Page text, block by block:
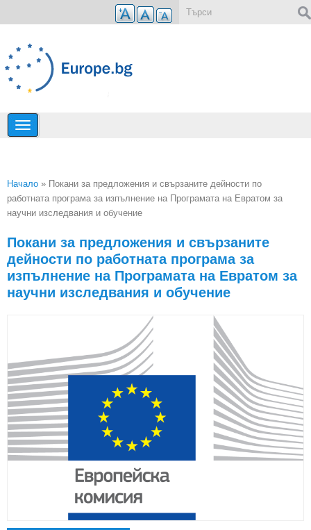
Премини към основното съдържание
Вие сте тук
Начало » Покани за предложения и свързаните дейности по
работната програма за изпълнение на Програмата на Евратом за
научни изследвания и обучение
Покани за предложения и свързаните
дейности по работната програма за
изпълнение на Програмата на Евратом за
научни изследвания и обучение